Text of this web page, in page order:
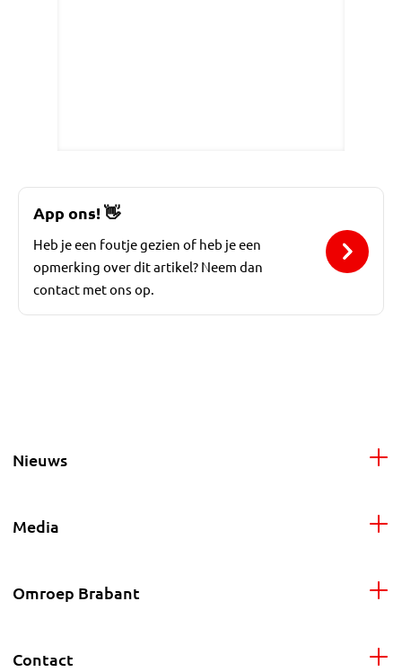
App ons!👋
Heb je een foutje gezien of heb je een
opmerking over dit artikel? Neem dan
contact met ons op.
Nieuws
Media
Omroep Brabant
Contact